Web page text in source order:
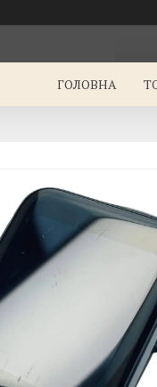
ГОЛОВНА